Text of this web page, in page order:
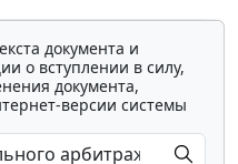
документа и
о вступлении в силу,
документа,
версии системы